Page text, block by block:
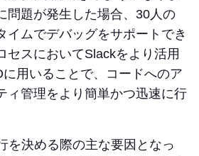
問題が発生した場合、30人の
イムでデバッグをサポートでき
セスにおいてSlackをより活用
に用いることで、コードへのア
ィ管理をより簡単かつ迅速に行
を決める際の主な要因となっ